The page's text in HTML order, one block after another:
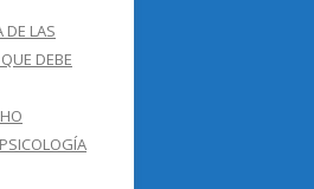
DE LAS
DEBE